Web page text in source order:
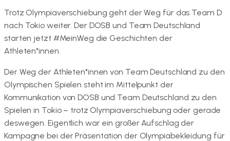
Trotz Olympiaverschiebung geht der Weg für das Team D
nach Tokio weiter. Der DOSB und Team Deutschland
starten jetzt #MeinWeg die Geschichten der
Athleten*innen.
Der Weg der Athleten*innen von Team Deutschland zu den
Olympischen Spielen steht im Mittelpunkt der
Kommunikation von DOSB und Team Deutschland zu den
Spielen in Tokio – trotz Olympiaverschiebung oder gerade
deswegen. Eigentlich war ein großer Aufschlag der
Kampagne bei der Präsentation der Olympiabekleidung für